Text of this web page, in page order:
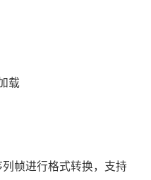
载
帧进行格式转换，支持